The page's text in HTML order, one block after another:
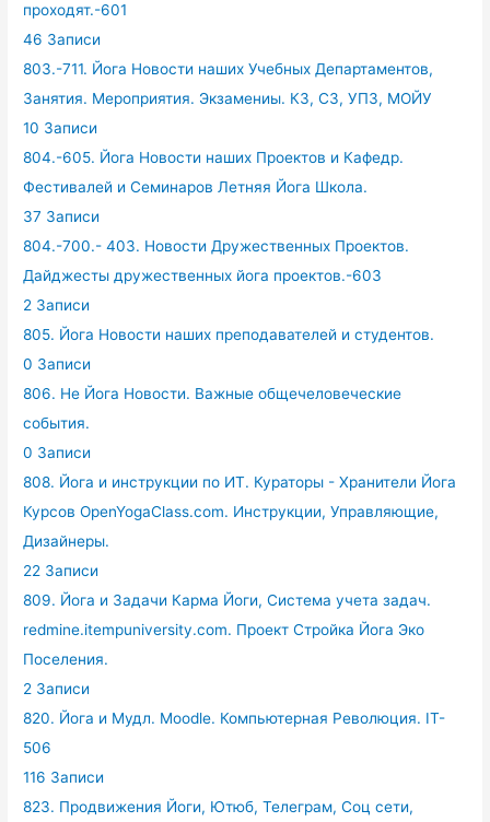
проходят.-601
46 Записи
803.-711. Йога Новости наших Учебных Департаментов,
Занятия. Мероприятия. Экзамениы. КЗ, СЗ, УПЗ, МОЙУ
10 Записи
804.-605. Йога Новости наших Проектов и Кафедр.
Фестивалей и Семинаров Летняя Йога Школа.
37 Записи
804.-700.- 403. Новости Дружественных Проектов.
Дайджесты дружественных йога проектов.-603
2 Записи
805. Йога Новости наших преподавателей и студентов.
0 Записи
806. Не Йога Новости. Важные общечеловеческие
события.
0 Записи
808. Йога и инструкции по ИТ. Кураторы - Хранители Йога
Курсов OpenYogaClass.com. Инструкции, Управляющие,
Дизайнеры.
22 Записи
809. Йога и Задачи Карма Йоги, Система учета задач.
redmine.itempuniversity.com. Проект Стройка Йога Эко
Поселения.
2 Записи
820. Йога и Мудл. Moodle. Компьютерная Революция. IT-
506
116 Записи
823. Продвижения Йоги, Ютюб, Телеграм, Соц сети,